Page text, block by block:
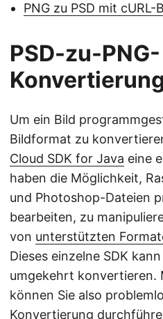
PNG zu PSD mit cURL-
PSD-zu-PNG-
Um ein Bild
Bildformat zu
Cloud SDK for Java eine
haben die Möglichkeit,
und Photoshop-Dateien
bearbeiten, zu
von unterstützten
Dieses einzelne SDK
umgekehrt konvertieren.
können Sie also
Konvertierung